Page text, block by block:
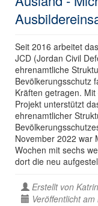
Seit 2016 arbeitet
JCD (Jordan Civil
ehrenamtliche
Bevölkerungsschutz
Kräften getragen.
Projekt unterstützt
ehrenamtlicher
November 2022 war
Wochen mit sechs
dort die neu
Erstellt von
Veröffentlicht